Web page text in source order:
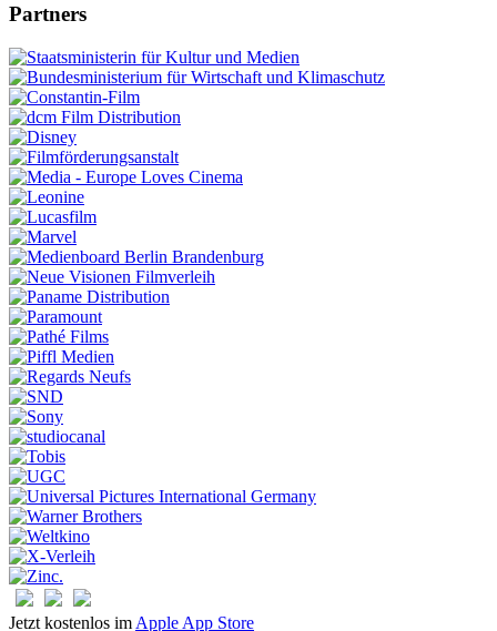
Partners
Jetzt kostenlos im Apple App Store